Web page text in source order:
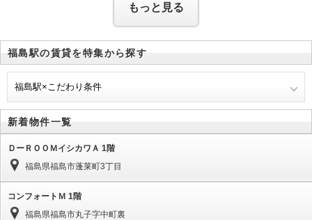
もっと見る
福島駅の賃貸を特集から探す
福島駅×こだわり条件
新着物件一覧
ＤーＲＯＯＭイシカワＡ 1階
福島県福島市蓬莱町3丁目
コンフォートＭ 1階
福島県福島市丸子字中町裏